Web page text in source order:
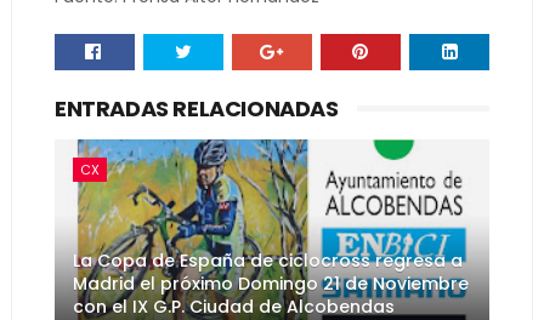
ENTRADAS RELACIONADAS
CX
La Copa de España de ciclocross regresa a
Madrid el próximo Domingo 21 de Noviembre
con el IX G.P. Ciudad de Alcobendas